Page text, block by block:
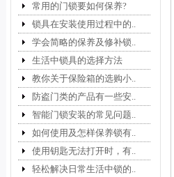
常用的门锁要如何保养?
锁具在安装使用过程中的..
学会简略的保养及修补锁..
生活中锁具的选择方法
教你关于保险箱的选购小..
防盗门类的产品有一些安..
智能门锁安装的常见问题..
如何使用及怎样保养锁有..
使用钥匙无法打开时，有..
轻松解决日常生活中锁的..